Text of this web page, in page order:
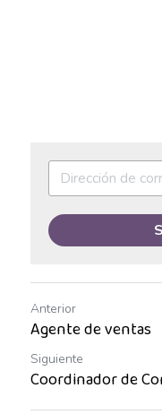
Ayudante de
Ayudante
Ayudante
Bahía de
Anterior
Agente de ventas
Siguiente
Coordinador de